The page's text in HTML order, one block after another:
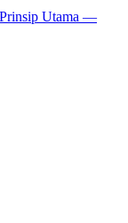
Prinsip Utama —